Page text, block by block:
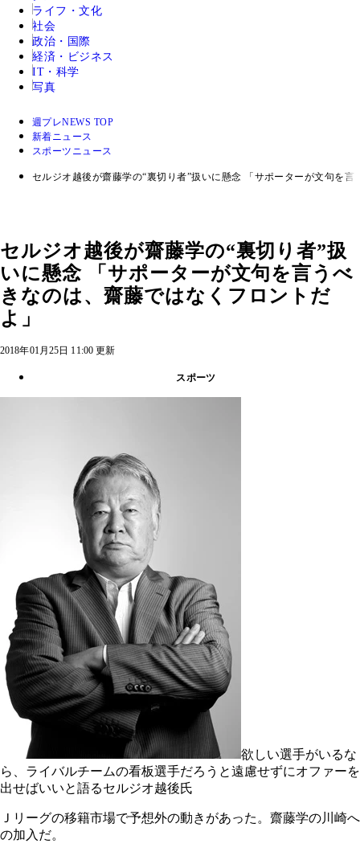
ライフ・文化
社会
政治・国際
経済・ビジネス
IT・科学
写真
週プレNEWS TOP
新着ニュース
スポーツニュース
セルジオ越後が齋藤学の“裏切り者”扱いに懸念 「サポーターが文句を
セルジオ越後が齋藤学の“裏切り者”扱
いに懸念 「サポーターが文句を言うべ
きなのは、齋藤ではなくフロントだ
よ」
2018年01月25日 11:00 更新
スポーツ
欲しい選手がいるな
ら、ライバルチームの看板選手だろうと遠慮せずにオファーを
出せばいいと語るセルジオ越後氏
Ｊリーグの移籍市場で予想外の動きがあった。齋藤学の川崎へ
の加入だ。